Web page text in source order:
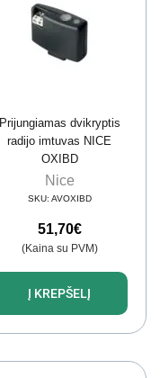
Prijungiamas dvikryptis
radijo imtuvas NICE
OXIBD
Nice
SKU: AVOXIBD
51,70€
(Kaina su PVM)
Į KREPŠELĮ